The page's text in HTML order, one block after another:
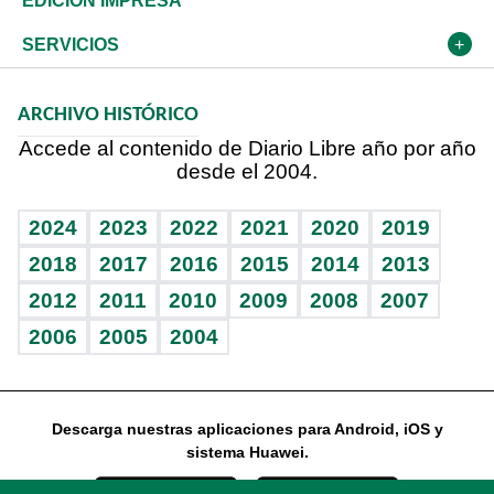
Resto del mundo
Economía personal
Podcast Arte Libre
Vida y familia
Eñe
Celebrando la vida
Sin complejos
En pocas palabras
Escuchando al corazón
Economía Personal
Más deportes
BRV
TBT Deportivo
El Espía
Más firmas
Cambio climático
Opinión
Hecho en casa
Guía del dinero
SERVICIOS
Cumpleaños
Horóscopos
ARCHIVO HISTÓRICO
Accede al contenido de Diario Libre año por año
desde el 2004.
2024 2023 2022 2021 2020
2019
2018
2017 2016 2015 2014
2013
2012
2011 2010 2009 2008
2007
2006
2005 2004
Descarga nuestras aplicaciones para Android, iOS y
sistema Huawei.